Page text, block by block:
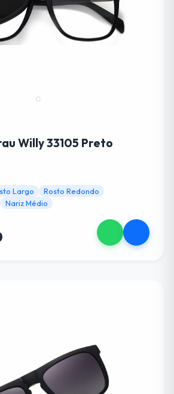
Willy 33105 Preto
Largo
Rosto Redondo
Nariz Médio